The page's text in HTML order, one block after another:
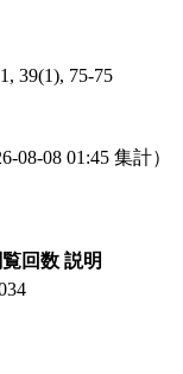
39(1), 75-75
08-08 01:45 集計）
覧回数 説明